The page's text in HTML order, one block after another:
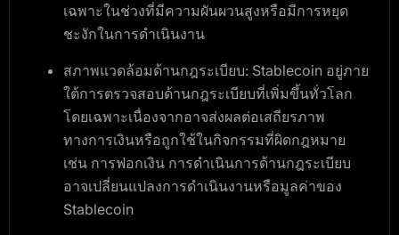
เฉพาะในช่วงที่มีความผันผวนสูงหรือมีการหยุด
ชะงักในการดำเนินงาน
สภาพแวดล้อมด้านกฎระเบียบ: Stablecoin อยู่ภาย
ใต้การตรวจสอบด้านกฎระเบียบที่เพิ่มขึ้นทั่วโลก
โดยเฉพาะเนื่องจากอาจส่งผลต่อเสถียรภาพ
ทางการเงินหรือถูกใช้ในกิจกรรมที่ผิดกฎหมาย
เช่น การฟอกเงิน การดำเนินการด้านกฎระเบียบ
อาจเปลี่ยนแปลงการดำเนินงานหรือมูลค่าของ
Stablecoin